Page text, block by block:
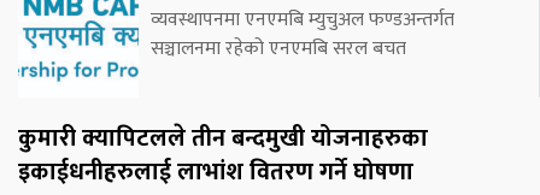
व्यवस्थापनमा एनएमबि म्युचुअल फण्डअन्तर्गत
सञ्चालनमा रहेको एनएमबि सरल बचत
कुमारी क्यापिटलले तीन बन्दमुखी योजनाहरुका
इकाईधनीहरुलाई लाभांश वितरण गर्ने घोषणा